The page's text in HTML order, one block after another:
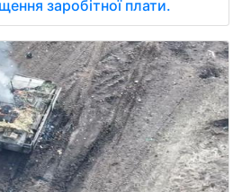
заробітної плати.